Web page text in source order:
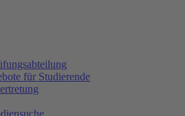
für Studierende